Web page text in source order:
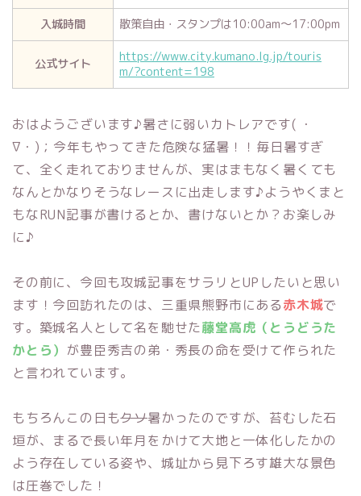
入城時間 散策自由・スタンプは10:00am～17:00pm
公式サイト
https://www.city.kumano.lg.jp/touris
m/?content=198
おはようございます♪暑さに弱いカトレアです( ・
∇・)；今年もやってきた危険な猛暑！！毎日暑すぎ
て、全く走れておりませんが、実はまもなく暑くても
なんとかなりそうなレースに出走します♪ようやくまと
もなRUN記事が書けるとか、書けないとか？お楽しみ
に♪
その前に、今回も攻城記事をサラリとUPしたいと思い
ます！今回訪れたのは、三重県熊野市にある赤木城で
す。築城名人として名を馳せた藤堂高虎（とうどうた
かとら） が豊臣秀吉の弟・秀長の命を受けて作られた
と言われています。
もちろんこの日もクソ暑かったのですが、苔むした石
垣が、まるで長い年月をかけて大地と一体化したかの
よう存在している姿や、城址から見下ろす雄大な景色
は圧巻でした！